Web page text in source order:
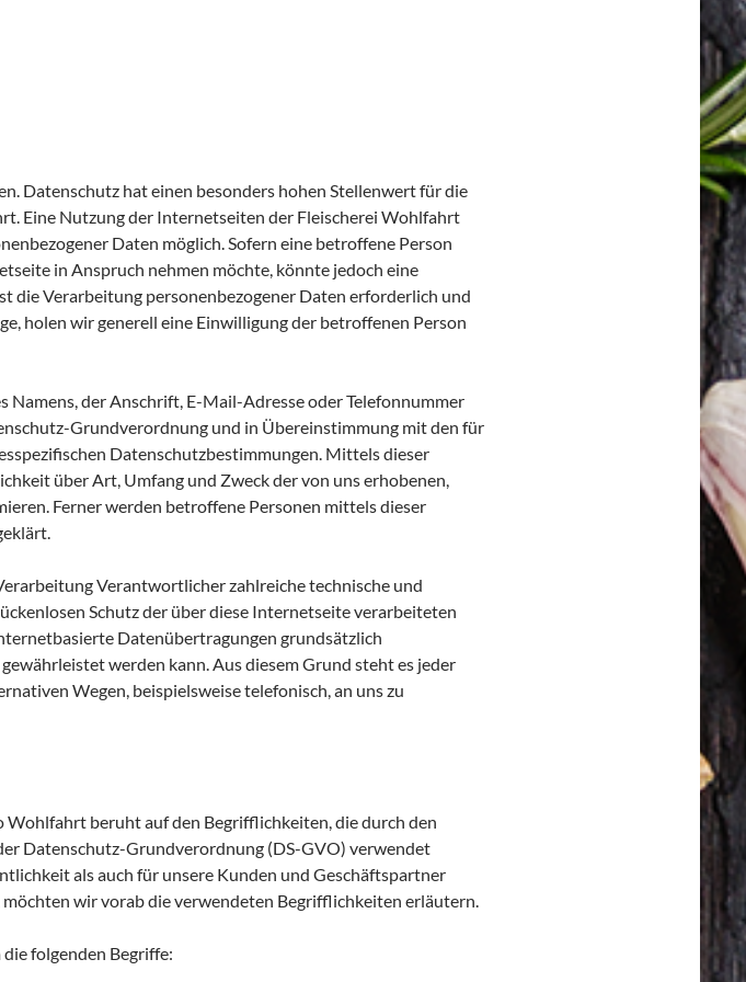
Datenschutz hat einen besonders hohen Stellenwert für die
Eine Nutzung der Internetseiten der Fleischerei Wohlfahrt
Daten möglich. Sofern eine betroffene Person
in Anspruch nehmen möchte, könnte jedoch eine
die Verarbeitung personenbezogener Daten erforderlich und
holen wir generell eine Einwilligung der betroffenen Person
Namens, der Anschrift, E-Mail-Adresse oder Telefonnummer
Grundverordnung und in Übereinstimmung mit den für
Datenschutzbestimmungen. Mittels dieser
über Art, Umfang und Zweck der von uns erhobenen,
Ferner werden betroffene Personen mittels dieser
Verantwortlicher zahlreiche technische und
Schutz der über diese Internetseite verarbeiteten
Datenübertragungen grundsätzlich
werden kann. Aus diesem Grund steht es jeder
Wegen, beispielsweise telefonisch, an uns zu
beruht auf den Begrifflichkeiten, die durch den
Datenschutz-Grundverordnung (DS-GVO) verwendet
als auch für unsere Kunden und Geschäftspartner
wir vorab die verwendeten Begrifflichkeiten erläutern.
folgenden Begriffe: